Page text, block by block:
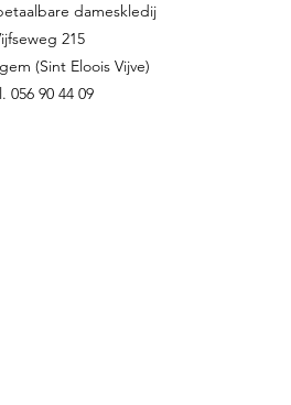
dameskledij
215
(Sint Eloois Vijve)
056 90 44 09